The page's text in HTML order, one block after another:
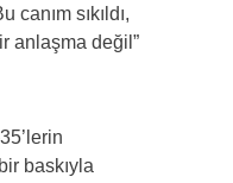
sıkıldı,
anlaşma değil”
baskıyla